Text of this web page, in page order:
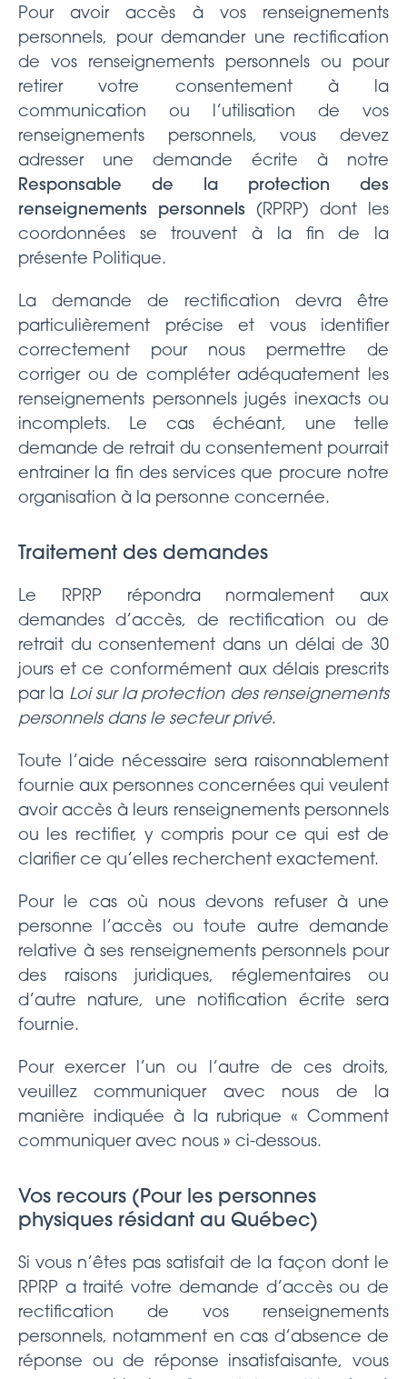
Pour avoir accès à vos renseignements
personnels, pour demander une rectification
de vos renseignements personnels ou pour
retirer votre consentement à la
communication ou l’utilisation de vos
renseignements personnels, vous devez
adresser une demande écrite à notre
Responsable de la protection des
renseignements personnels (RPRP) dont les
coordonnées se trouvent à la fin de la
présente Politique.
La demande de rectification devra être
particulièrement précise et vous identifier
correctement pour nous permettre de
corriger ou de compléter adéquatement les
renseignements personnels jugés inexacts ou
incomplets. Le cas échéant, une telle
demande de retrait du consentement pourrait
entrainer la fin des services que procure notre
organisation à la personne concernée.
Traitement des demandes
Le RPRP répondra normalement aux
demandes d’accès, de rectification ou de
retrait du consentement dans un délai de 30
jours et ce conformément aux délais prescrits
par la Loi sur la protection des renseignements
personnels dans le secteur privé.
Toute l’aide nécessaire sera raisonnablement
fournie aux personnes concernées qui veulent
avoir accès à leurs renseignements personnels
ou les rectifier, y compris pour ce qui est de
clarifier ce qu’elles recherchent exactement.
Pour le cas où nous devons refuser à une
personne l’accès ou toute autre demande
relative à ses renseignements personnels pour
des raisons juridiques, réglementaires ou
d’autre nature, une notification écrite sera
fournie.
Pour exercer l’un ou l’autre de ces droits,
veuillez communiquer avec nous de la
manière indiquée à la rubrique « Comment
communiquer avec nous » ci-dessous.
Vos recours (Pour les personnes
physiques résidant au Québec)
Si vous n’êtes pas satisfait de la façon dont le
RPRP a traité votre demande d’accès ou de
rectification de vos renseignements
personnels, notamment en cas d’absence de
réponse ou de réponse insatisfaisante, vous